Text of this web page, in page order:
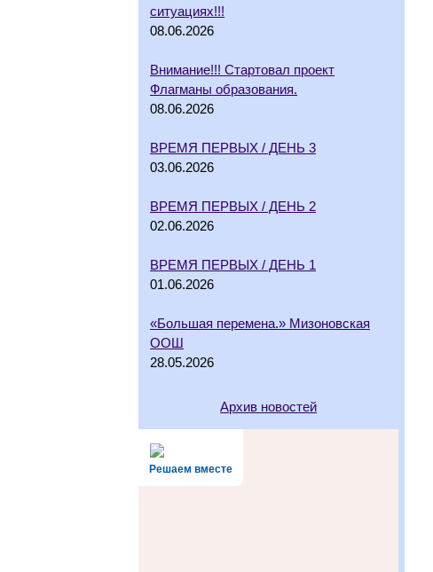
ситуациях!!!
08.06.2026
Внимание!!! Стартовал проект
Флагманы образования.
08.06.2026
ВРЕМЯ ПЕРВЫХ / ДЕНЬ 3
03.06.2026
ВРЕМЯ ПЕРВЫХ / ДЕНЬ 2
02.06.2026
ВРЕМЯ ПЕРВЫХ / ДЕНЬ 1
01.06.2026
«Большая перемена.» Мизоновская
ООШ
28.05.2026
Архив новостей
Решаем вместе